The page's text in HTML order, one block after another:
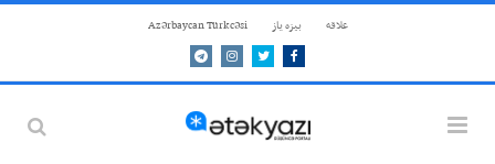
علاقه بيزه ياز Azərbaycan Türkcəsi
Facebook
Twitter
Instagram
Telegram